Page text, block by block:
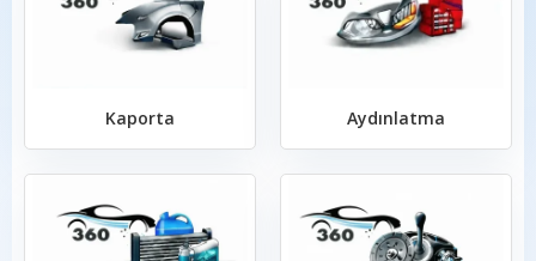
Kaporta Aydınlatma